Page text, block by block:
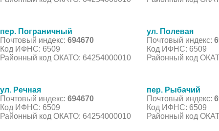
пер. Пограничный
Почтовый индекс: 694670
Код ИФНС: 6509
Районный код ОКАТО: 64254000010
ул. Полевая
Почтовый индекс:
Код ИФНС: 6509
Районный код
ул. Речная
Почтовый индекс: 694670
Код ИФНС: 6509
Районный код ОКАТО: 64254000010
пер. Рыбачий
Почтовый индекс:
Код ИФНС: 6509
Районный код